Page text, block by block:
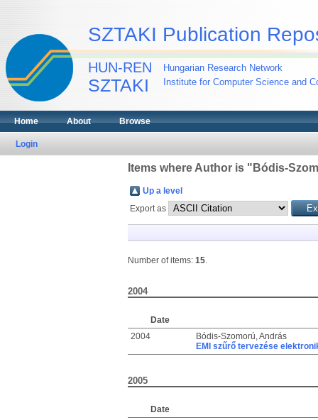
SZTAKI Publication
HUN-REN
SZTAKI
Hungarian Research Network
Institute for Computer Science and
Home About Browse
Login
Items where Author is " Bódis-
Up a level
Export as
Number of items: 15.
2004
Date
2004
Bódis-Szomorú, András
EMI szűrő tervezése
2005
Date